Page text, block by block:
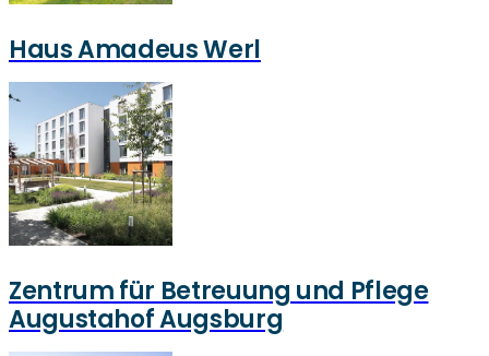
Haus Amadeus Werl
Zentrum für Betreuung und Pflege
Augustahof Augsburg